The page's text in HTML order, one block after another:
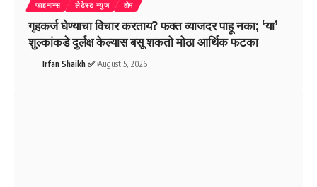
फाइनान्स लेटेस्ट न्युज होम
गृहकर्ज घेण्याचा विचार करताय? फक्त व्याजदर पाहू नका; ‘या’
शुल्कांकडे दुर्लक्ष केल्यास बसू शकतो मोठा आर्थिक फटका
Irfan Shaikh ✅ August 5, 2026